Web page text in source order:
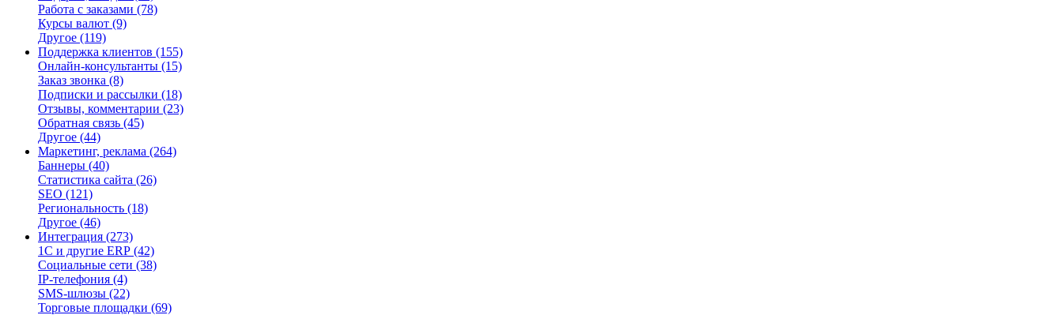
Работа с заказами (78)
Курсы валют (9)
Другое (119)
Поддержка клиентов (155)
Онлайн-консультанты (15)
Заказ звонка (8)
Подписки и рассылки (18)
Отзывы, комментарии (23)
Обратная связь (45)
Другое (44)
Маркетинг, реклама (264)
Баннеры (40)
Статистика сайта (26)
SEO (121)
Региональность (18)
Другое (46)
Интеграция (273)
1С и другие ERP (42)
Социальные сети (38)
IP-телефония (4)
SMS-шлюзы (22)
Торговые площадки (69)